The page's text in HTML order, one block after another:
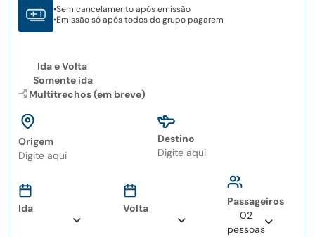
•Sem cancelamento após emissão
•Emissão só após todos do grupo pagarem
Ida e Volta
Somente ida
Multitrechos (em breve)
Origem
characters for results.
Destino
characters for results.
Ida Volta
Passageiros
02
pessoas